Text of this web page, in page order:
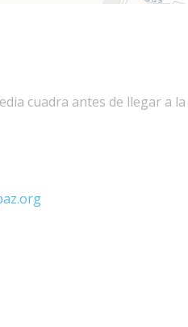
cuadra antes de llegar a la